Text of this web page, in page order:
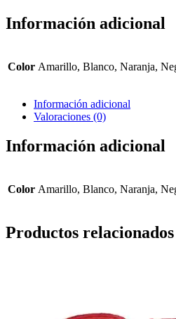
Información adicional
Color Amarillo, Blanco, Naranja,
Información adicional
Valoraciones (0)
Información adicional
Color Amarillo, Blanco, Naranja,
Productos relacionados